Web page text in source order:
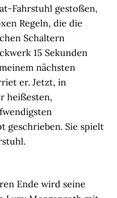
Fahrstuhl gestoßen,
Regeln, die die
Schaltern
15 Sekunden
nächsten
er. Jetzt, in
heißesten,
geschrieben. Sie spielt
Ende wird seine